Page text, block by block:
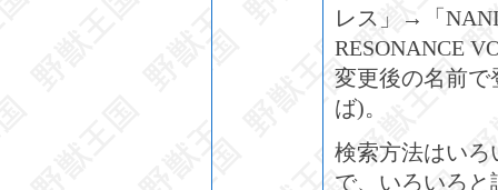
レス」→「
RESONANCE
変更後の名前
ば)。
検索方法はいろ
で、いろいろ